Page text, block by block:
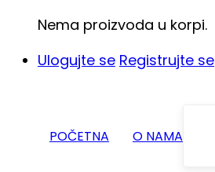
Nema proizvoda u korpi.
Ulogujte se Registrujte se
POČETNA O NAMA